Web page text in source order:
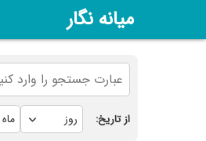
میانه نگار
از تاریخ: